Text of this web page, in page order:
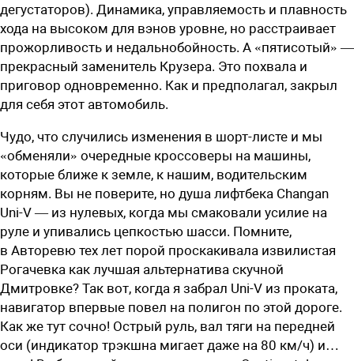
дегустаторов). Динамика, управляемость и плавность
хода на высоком для вэнов уровне, но расстраивает
прожорливость и недальнобойность. А «пятисотый» —
прекрасный заменитель Крузера. Это похвала и
приговор одновременно. Как и предполагал, закрыл
для себя этот автомобиль.
Чудо, что случились изменения в шорт-листе и мы
«обменяли» очередные кроссоверы на машины,
которые ближе к земле, к нашим, водительским
корням. Вы не поверите, но душа лифтбека Changan
Uni-V — из нулевых, когда мы смаковали усилие на
руле и упивались цепкостью шасси. Помните,
в Авторевю тех лет порой проскакивала извилистая
Рогачевка как лучшая альтернатива скучной
Дмитровке? Так вот, когда я забрал Uni-V из проката,
навигатор впервые повел на полигон по этой дороге.
Как же тут сочно! Острый руль, вал тяги на передней
оси (индикатор трэкшна мигает даже на 80 км/ч) и…